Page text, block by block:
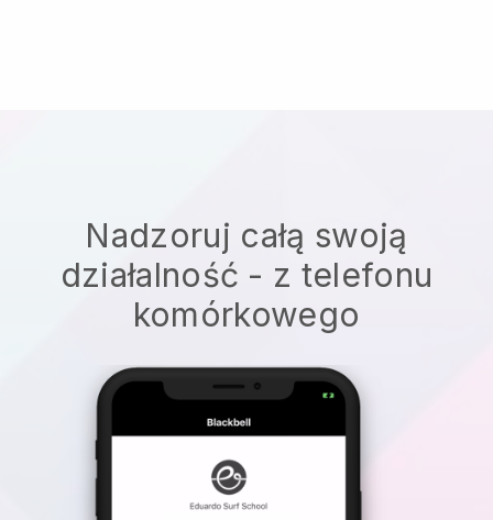
Nadzoruj całą swoją
działalność - z telefonu
komórkowego